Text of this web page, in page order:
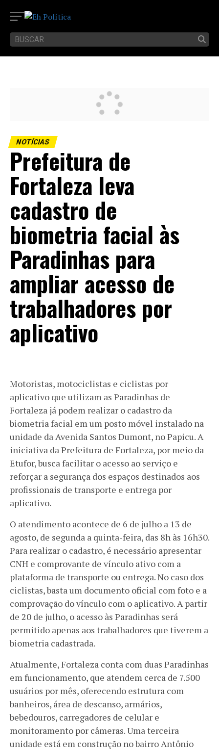
NOTÍCIAS
Prefeitura de
Fortaleza leva
cadastro de
biometria facial às
Paradinhas para
ampliar acesso de
trabalhadores por
aplicativo
Motoristas, motociclistas e ciclistas por
aplicativo que utilizam as Paradinhas de
Fortaleza já podem realizar o cadastro da
biometria facial em um posto móvel instalado na
unidade da Avenida Santos Dumont, no Papicu. A
iniciativa da Prefeitura de Fortaleza, por meio da
Etufor, busca facilitar o acesso ao serviço e
reforçar a segurança dos espaços destinados aos
profissionais de transporte e entrega por
aplicativo.
O atendimento acontece de 6 de julho a 13 de
agosto, de segunda a quinta-feira, das 8h às 16h30.
Para realizar o cadastro, é necessário apresentar
CNH e comprovante de vínculo ativo com a
plataforma de transporte ou entrega. No caso dos
ciclistas, basta um documento oficial com foto e a
comprovação do vínculo com o aplicativo. A partir
de 20 de julho, o acesso às Paradinhas será
permitido apenas aos trabalhadores que tiverem a
biometria cadastrada.
Atualmente, Fortaleza conta com duas Paradinhas
em funcionamento, que atendem cerca de 7.500
usuários por mês, oferecendo estrutura com
banheiros, área de descanso, armários,
bebedouros, carregadores de celular e
monitoramento por câmeras. Uma terceira
unidade está em construção no bairro Antônio